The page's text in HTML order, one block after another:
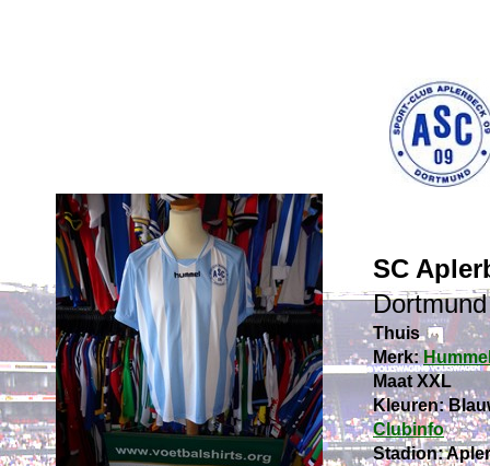
SC
Dortmund
Thuis
Merk:
Maat XXL
Kleuren:
Clubinfo
Stadion: